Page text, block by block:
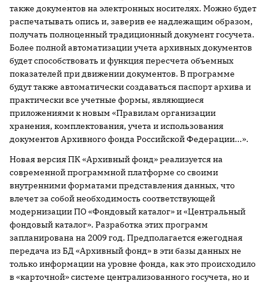
также документов на электронных носителях. Можно будет
распечатывать опись и, заверив ее надлежащим образом,
получать полноценный традиционный документ госучета.
Более полной автоматизации учета архивных документов
будет способствовать и функция пересчета объемных
показателей при движении документов. В программе
будут также автоматически создаваться паспорт архива и
практически все учетные формы, являющиеся
приложениями к новым «Правилам организации
хранения, комплектования, учета и использования
документов Архивного фонда Российской Федерации...».
Новая версия ПК «Архивный фонд» реализуется на
современной программной платформе со своими
внутренними форматами представления данных, что
влечет за собой необходимость соответствующей
модернизации ПО «Фондовый каталог» и «Центральный
фондовый каталог». Разработка этих программ
запланирована на 2009 год. Предполагается ежегодная
передача из БД «Архивный фонд» в эти базы данных не
только информации на уровне фонда, как это происходило
в «карточной» системе централизованного госучета, но и